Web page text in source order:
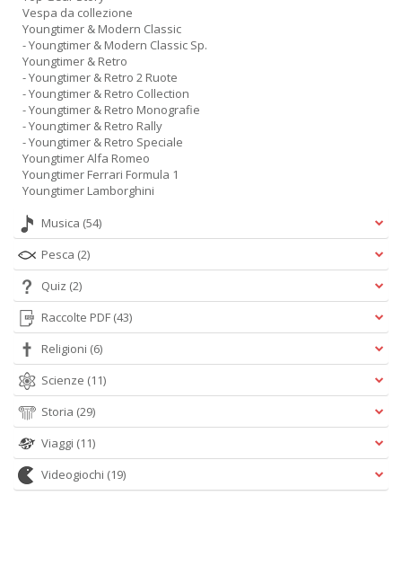
Vespa da collezione
Youngtimer & Modern Classic
- Youngtimer & Modern Classic Sp.
Youngtimer & Retro
- Youngtimer & Retro 2 Ruote
- Youngtimer & Retro Collection
- Youngtimer & Retro Monografie
- Youngtimer & Retro Rally
- Youngtimer & Retro Speciale
Youngtimer Alfa Romeo
Youngtimer Ferrari Formula 1
Youngtimer Lamborghini
Musica (54)
Pesca (2)
Quiz (2)
Raccolte PDF (43)
Religioni (6)
Scienze (11)
Storia (29)
Viaggi (11)
Videogiochi (19)